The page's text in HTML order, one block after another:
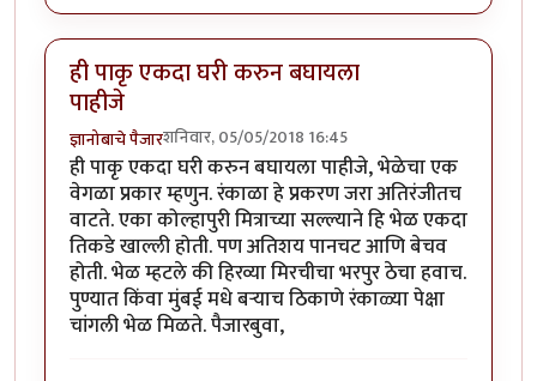
ही पाकृ एकदा घरी करुन बघायला
पाहीजे
ज्ञानोबाचे पैजारशनिवार, 05/05/2018 16:45
ही पाकृ एकदा घरी करुन बघायला पाहीजे, भेळेचा एक
वेगळा प्रकार म्हणुन. रंकाळा हे प्रकरण जरा अतिरंजीतच
वाटते. एका कोल्हापुरी मित्राच्या सल्ल्याने हि भेळ एकदा
तिकडे खाल्ली होती. पण अतिशय पानचट आणि बेचव
होती. भेळ म्हटले की हिरव्या मिरचीचा भरपुर ठेचा हवाच.
पुण्यात किंवा मुंबई मधे बर्‍याच ठिकाणे रंकाळ्या पेक्षा
चांगली भेळ मिळते. पैजारबुवा,